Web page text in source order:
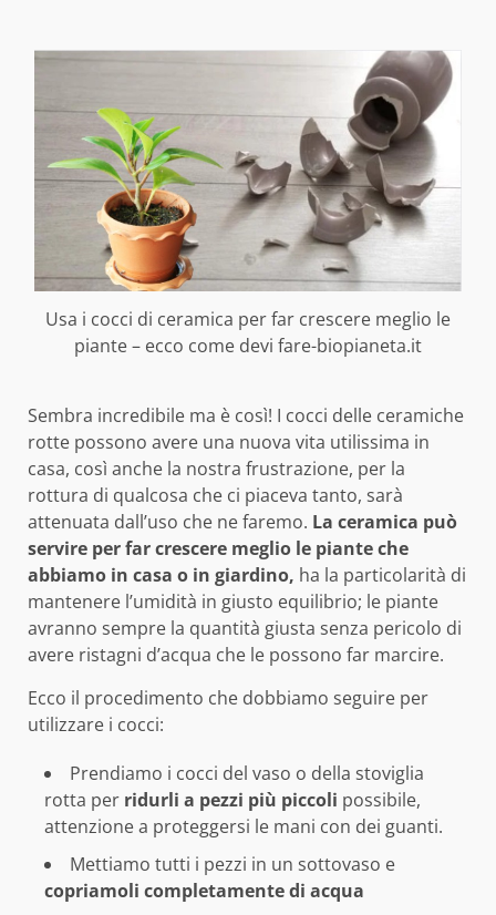
Usa i cocci di ceramica per far crescere meglio le
piante – ecco come devi fare-biopianeta.it
Sembra incredibile ma è così! I cocci delle ceramiche
rotte possono avere una nuova vita utilissima in
casa, così anche la nostra frustrazione, per la
rottura di qualcosa che ci piaceva tanto, sarà
attenuata dall’uso che ne faremo. La ceramica può
servire per far crescere meglio le piante che
abbiamo in casa o in giardino, ha la particolarità di
mantenere l’umidità in giusto equilibrio; le piante
avranno sempre la quantità giusta senza pericolo di
avere ristagni d’acqua che le possono far marcire.
Ecco il procedimento che dobbiamo seguire per
utilizzare i cocci:
Prendiamo i cocci del vaso o della stoviglia
rotta per ridurli a pezzi più piccoli possibile,
attenzione a proteggersi le mani con dei guanti.
Mettiamo tutti i pezzi in un sottovaso e
copriamoli completamente di acqua